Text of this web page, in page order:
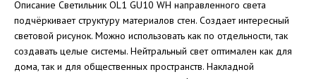
Описание Светильник OL1 GU10 WH направленного света
подчёркивает структуру материалов стен. Создает интересный
световой рисунок. Можно использовать как по отдельности, так
создавать целые системы. Нейтральный свет оптимален как для
дома, так и для общественных пространств. Накладной